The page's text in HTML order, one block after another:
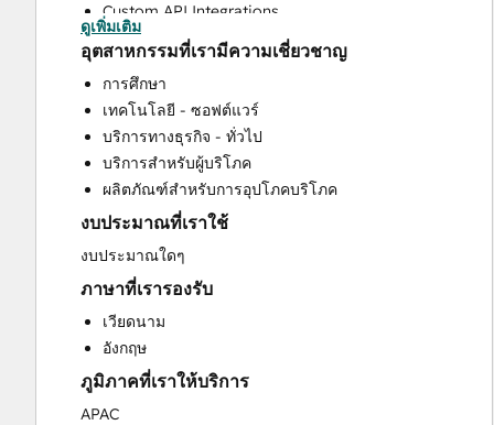
Custom API Integrations
Customer Marketing
Paid Advertising
Programmable Automation
Sales and Marketing Alignment
Website Design
ดูเพิ่มเติม
อุตสาหกรรมที่เรามีความเชี่ยวชาญ
การศึกษา
เทคโนโลยี - ซอฟต์แวร์
บริการทางธุรกิจ - ทั่วไป
บริการสำหรับผู้บริโภค
ผลิตภัณฑ์สำหรับการอุปโภคบริโภค
งบประมาณที่เราใช้
งบประมาณใดๆ
ภาษาที่เรารองรับ
เวียดนาม
อังกฤษ
ภูมิภาคที่เราให้บริการ
APAC